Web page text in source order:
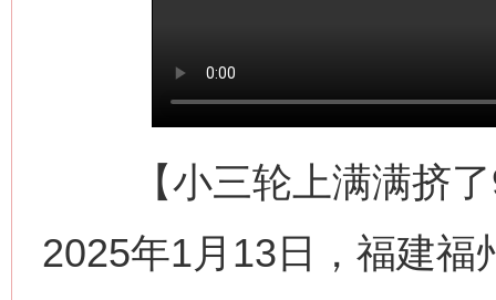
【小三轮上满满挤了9
2025年1月13日，福建福